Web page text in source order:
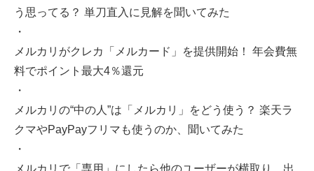
う思ってる？ 単刀直入に見解を聞いてみた
・
メルカリがクレカ「メルカード」を提供開始！ 年会費無
料でポイント最大4％還元
・
メルカリの“中の人”は「メルカリ」をどう使う？ 楽天ラ
クマやPayPayフリマも使うのか、聞いてみた
・
メルカリで「専用」にしたら他のユーザーが横取り。出